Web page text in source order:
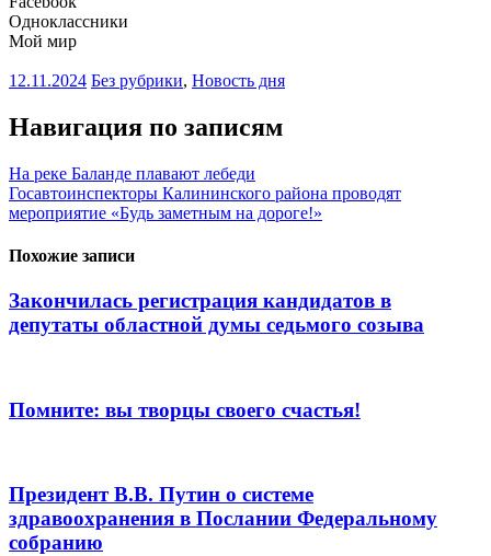
Одноклассники
Мой мир
12.11.2024 Без рубрики, Новость дня
Навигация по записям
На реке Баланде плавают лебеди
Госавтоинспекторы Калининского района проводят
мероприятие «Будь заметным на дороге!»
Похожие записи
Закончилась регистрация кандидатов в
депутаты областной думы седьмого созыва
Помните: вы творцы своего счастья!
Президент В.В. Путин о системе
здравоохранения в Послании Федеральному
собранию